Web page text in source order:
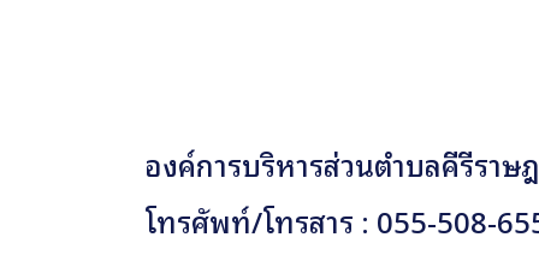
องค์การบริหารส่วนตำบลคีรีรา
โทรศัพท์/โทรสาร : 055-508-